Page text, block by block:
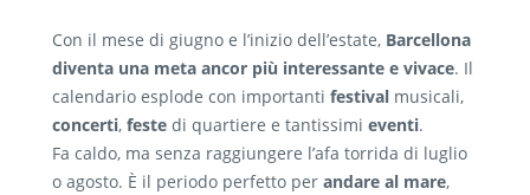
Con il mese di giugno e l’inizio dell’estate, Barcellona
diventa una meta ancor più interessante e vivace. Il
calendario esplode con importanti festival musicali,
concerti, feste di quartiere e tantissimi eventi.
Fa caldo, ma senza raggiungere l’afa torrida di luglio
o agosto. È il periodo perfetto per andare al mare,